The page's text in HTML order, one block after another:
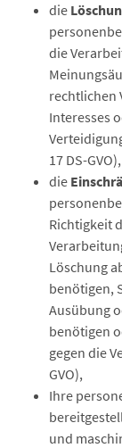
die
die
rechtlichen
Interesses
17 DS-GVO),
die
Richtigkeit
Löschung
benötigen,
Ausübung
benötigen
gegen die
GVO),
Ihre
und